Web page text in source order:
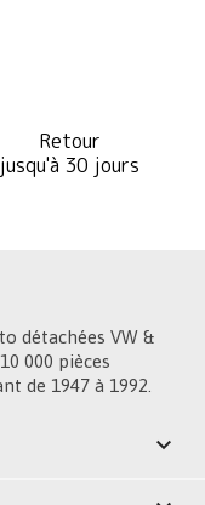
Retour
jusqu'à 30 jours
détachées VW &
000 pièces
de 1947 à 1992.
